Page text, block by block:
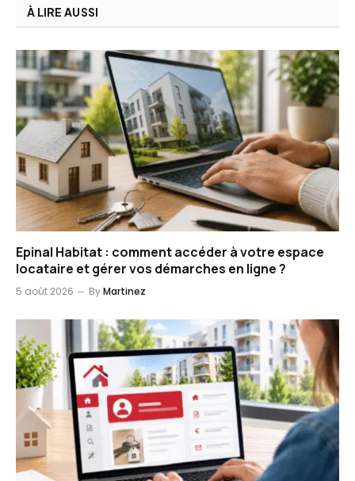
À LIRE AUSSI
Epinal Habitat : comment accéder à votre espace
locataire et gérer vos démarches en ligne ?
5 août 2026 ByMartinez